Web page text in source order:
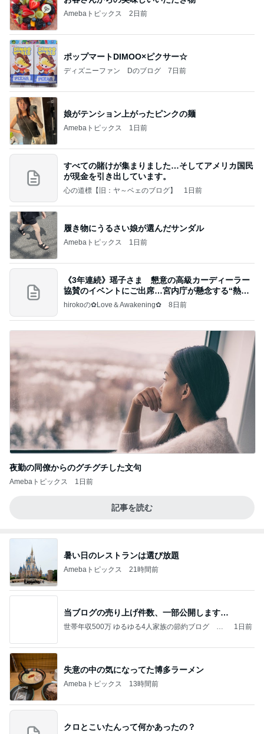
Amebaトピックス 2日前
ポップマートDIMOO×ピクサー☆
ディズニーファン Dのブログ 7日前
娘がテンション上がったピンクの麺
Amebaトピックス 1日前
すべての賭けが集まりました…そしてアメリカ国民
が現金を引き出しています。
心の道標【旧：ヤ～ベェのブログ】 1日前
履き物にうるさい娘が選んだサンダル
Amebaトピックス 1日前
《3年連続》瑶子さま 懇意の高級カーディーラー
協賛のイベントにご出席…宮内庁が懸念する“熱心
すぎ
hirokoの✿Love＆Awakening✿ 8日前
夜勤の同僚からのグチグチした文句
Amebaトピックス 1日前
記事を読む
暑い日のレストランは選び放題
Amebaトピックス 21時間前
当ブログの売り上げ件数、一部公開します…
世帯年収500万 ゆるゆる4人家族の節約ブログ 〜
1日前
失意の中の気になってた博多ラーメン
Amebaトピックス 13時間前
クロとこいたんって何かあったの？